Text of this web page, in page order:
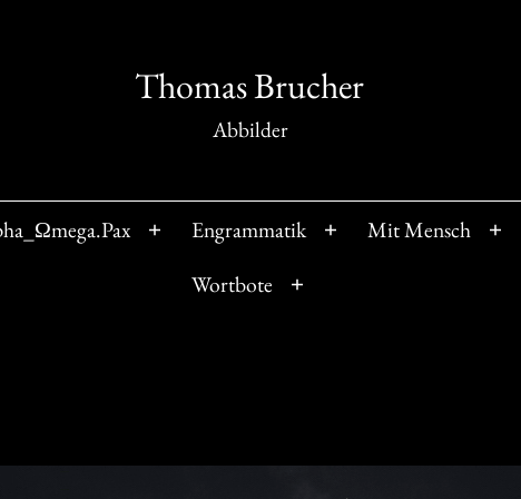
Thomas Brucher
Abbilder
Menü
öffnen
Engrammatik
Menü
Mit Mensch
Wortbote
Menü